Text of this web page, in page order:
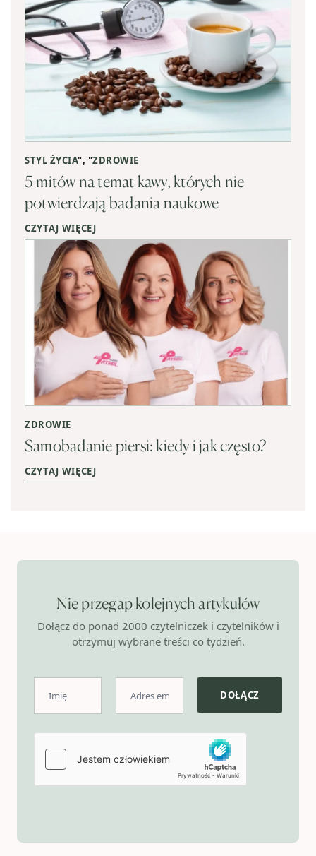
STYL ŻYCIA", "ZDROWIE
5 mitów na temat kawy, których nie
potwierdzają badania naukowe
CZYTAJ WIĘCEJ
ZDROWIE
Samobadanie piersi: kiedy i jak często?
CZYTAJ WIĘCEJ
Nie przegap kolejnych artykułów
Dołącz do ponad 2000 czytelniczek i czytelników i
otrzymuj wybrane treści co tydzień.